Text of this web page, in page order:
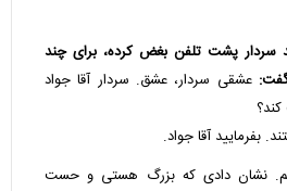
سردار پشت تلفن بغض کرده، برای چند
عشقی سردار، عشق. سردار آقا جواد
بفرمایید آقا جواد.
نشان دادی که بزرگ هستی و حست